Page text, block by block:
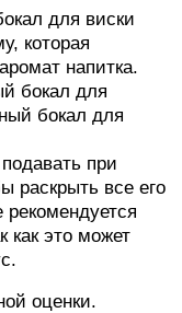
для виски
которая
напитка.
бокал для
бокал для
при
раскрыть все его
как это может
оценки.